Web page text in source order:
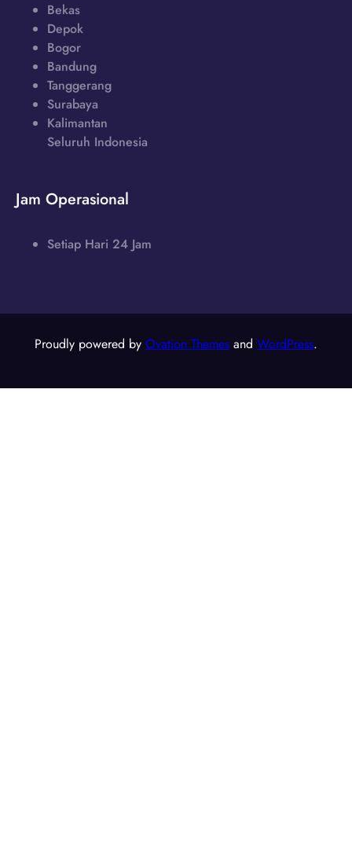
Bekas
Depok
Bogor
Bandung
Tanggerang
Surabaya
Kalimantan
Seluruh Indonesia
Jam Operasional
Setiap Hari 24 Jam
Proudly powered by Ovation Themes and WordPress.